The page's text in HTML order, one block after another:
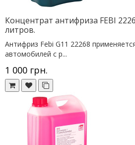
Концентрат антифриза FEBI
литров.
Антифриз Febi G11 22268
автомобилей с р...
1 000 грн.